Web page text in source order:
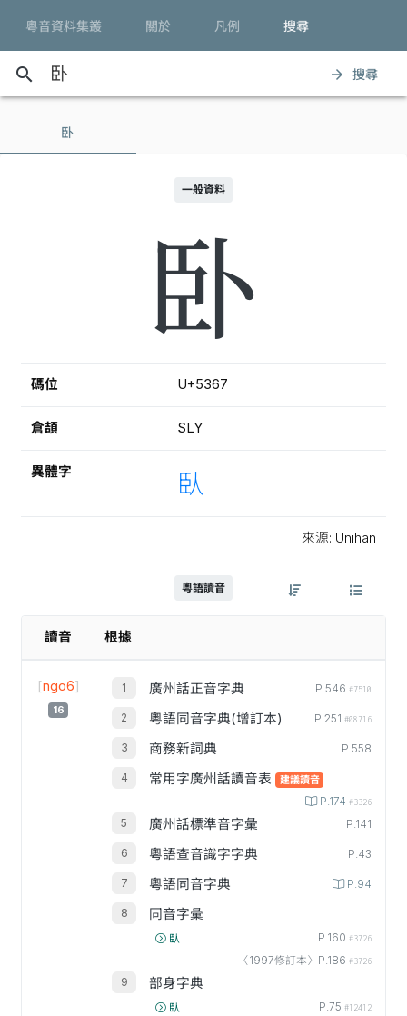
粵音資料集叢 關於 凡例 搜尋
search arrow_forward 搜尋
卧
一般資料
卧
碼位 U+5367
倉頡 SLY
異體字 臥
來源: Unihan
粵語讀音
讀音 根據
[ngo6]
16
廣州話正音字典 P.546 #7510
粵語同音字典(增訂本) P.251 #08716
商務新詞典 P.558
常用字廣州話讀音表 建議讀音
P.174 #3326
廣州話標準音字彙 P.141
粵語查音識字字典 P.43
粵語同音字典 P.94
同音字彙
臥 P.160 #3726
〈1997修訂本〉P.186 #3726
部身字典
臥 P.75 #12412